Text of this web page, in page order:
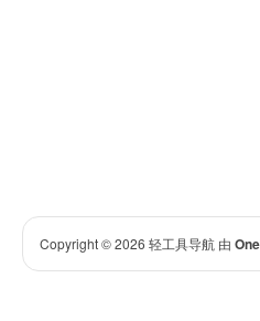
Copyright © 2026 轻工具导航 由